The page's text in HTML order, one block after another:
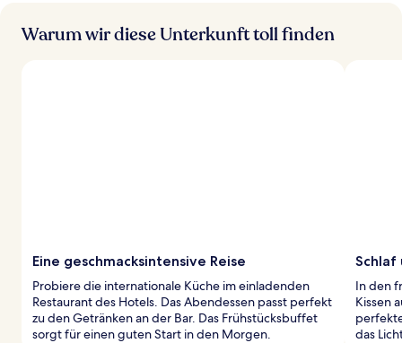
Warum wir diese Unterkunft toll finden
Eine geschmacksintensive Reise
Probiere die internationale Küche im einladenden
Restaurant des Hotels. Das Abendessen passt perfekt
zu den Getränken an der Bar. Das Frühstücksbuffet
sorgt für einen guten Start in den Morgen.
Schlaf
In den
Kissen
das